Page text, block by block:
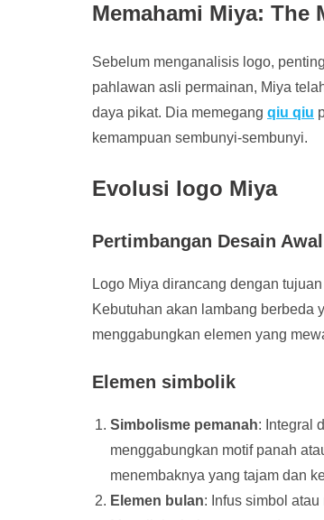
Memahami Miya: The
Sebelum menganalisis logo,
pahlawan asli permainan, Miya
daya pikat. Dia memegang qiu qiu
kemampuan sembunyi-sembunyi.
Evolusi logo Miya
Pertimbangan Desain Awal
Logo Miya dirancang dengan
Kebutuhan akan lambang berbeda
menggabungkan elemen yang
Elemen simbolik
Simbolisme pemanah: Integral
menggabungkan motif panah
menembaknya yang tajam dan
Elemen bulan: Infus simbol